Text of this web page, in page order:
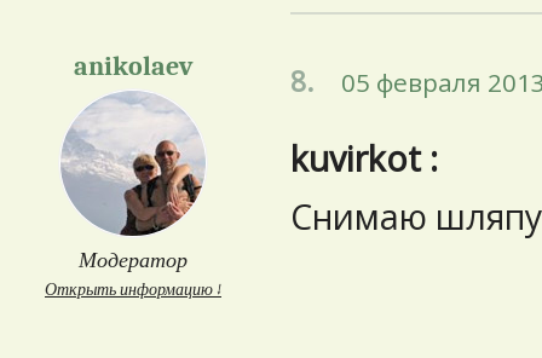
anikolaev
Модератор
Открыть информацию ↓
8. 05 февраля
kuvirkot :
Снимаю